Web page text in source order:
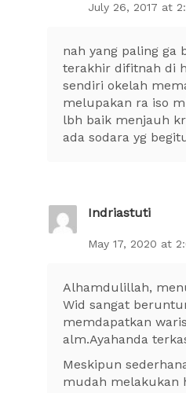
July 26, 2017 at
nah yang paling ga
terakhir difitnah di
sendiri okelah
melupakan ra iso
lbh baik menjauh
ada sodara yg
Indriastuti
May 17, 2020 at
Alhamdulillah,
Wid sangat
memdapatkan
alm.Ayahanda
Meskipun
mudah melakukan